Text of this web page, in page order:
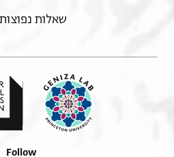
שאלות נפוצות
Follow